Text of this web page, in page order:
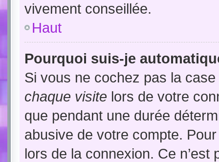
vivement conseillée.
Haut
Pourquoi suis-je
Si vous ne cochez pas la case
chaque visite lors de votre
que pendant une durée
abusive de votre compte.
lors de la connexion. Ce